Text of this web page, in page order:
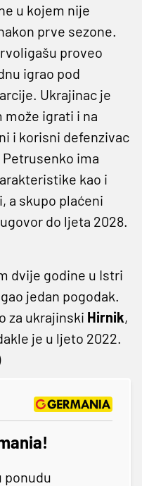
u kojem nije
prve sezone.
proveo
igrao pod
Ukrajinac je
može igrati i na
i korisni defenzivac
ima
kao i
a skupo plaćeni
do ljeta 2028.
dvije godine u Istri
jedan pogodak.
za ukrajinski Hirnik,
je u ljeto 2022.
ponudu